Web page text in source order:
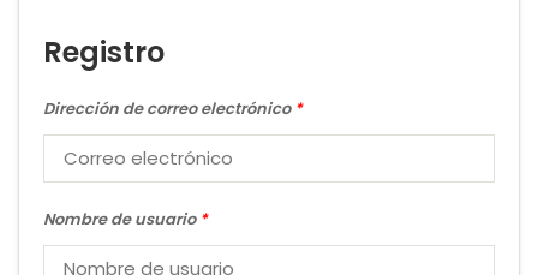
Registro
Dirección de correo electrónico *
Nombre de usuario *